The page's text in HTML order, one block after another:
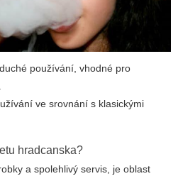
používání, vhodné pro
ve srovnání s klasickými
hradcanska?
a spolehlivý servis, je oblast